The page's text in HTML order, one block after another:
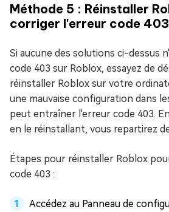
Méthode 5 : Réinstaller
corriger l'erreur code
Si aucune des solutions ci-dessus
code 403 sur Roblox, essayez de
réinstaller Roblox sur votre
une mauvaise configuration dans
peut entraîner l'erreur code 403.
en le réinstallant, vous repartirez
Étapes pour réinstaller Roblox
code 403 :
Accédez au Panneau de